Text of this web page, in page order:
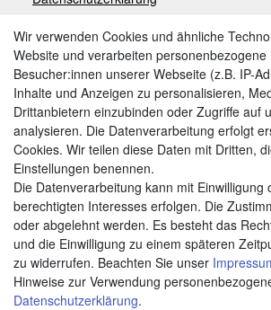
Impressum
Zahlungsarten
Weitere Zahlungsarten:
Kauf auf Rechnung
Vorkasse
Hier sind wir
Wir verwenden Cookies und ähnliche
Website und verarbeiten personenbezogene
Besucher:innen unserer Webseite (z.B. IP-
Inhalte und Anzeigen zu personalisieren,
Drittanbietern einzubinden oder Zugriffe auf
analysieren. Die Datenverarbeitung erfolgt
Cookies. Wir teilen diese Daten mit Dritten,
Einstellungen benennen.
Die Datenverarbeitung kann mit Einwilligung
berechtigten Interesses erfolgen. Die
oder abgelehnt werden. Es besteht das
und die Einwilligung zu einem späteren
zu widerrufen. Beachten Sie unser
Hinweise zur Verwendung
Daten­schutz­erklärung.